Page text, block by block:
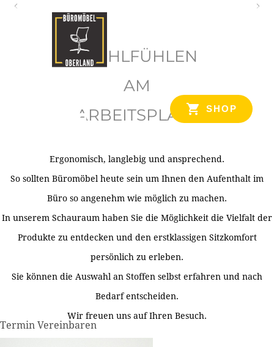
SHOP
WOHLFÜHLEN
AM
ARBEITSPLATZ
Ergonomisch, langlebig und ansprechend.
So sollten Büromöbel heute sein um Ihnen den Aufenthalt im
Büro so angenehm wie möglich zu machen.
In unserem Schauraum haben Sie die Möglichkeit die Vielfalt der
Produkte zu entdecken und den erstklassigen Sitzkomfort
persönlich zu erleben.
Sie können die Auswahl an Stoffen selbst erfahren und nach
Bedarf entscheiden.
Wir freuen uns auf Ihren Besuch.
Termin Vereinbaren